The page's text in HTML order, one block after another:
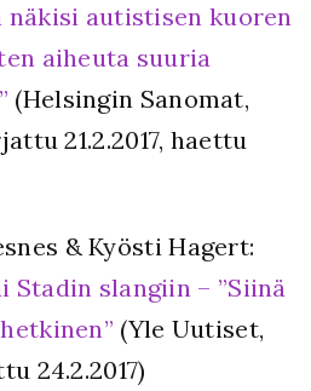
autistisen kuoren
aiheuta suuria
(Helsingin Sanomat,
21.2.2017, haettu
& Kyösti Hagert:
slangiin – ”Siinä
(Yle Uutiset,
24.2.2017)